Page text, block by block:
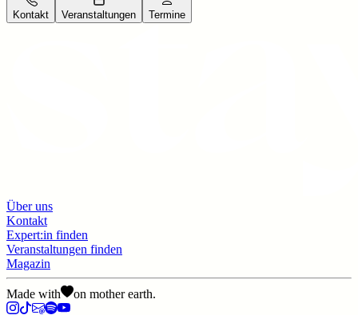
Kontakt Veranstaltungen Termine
Über uns
Kontakt
Expert:in finden
Veranstaltungen finden
Magazin
Made with on mother earth.